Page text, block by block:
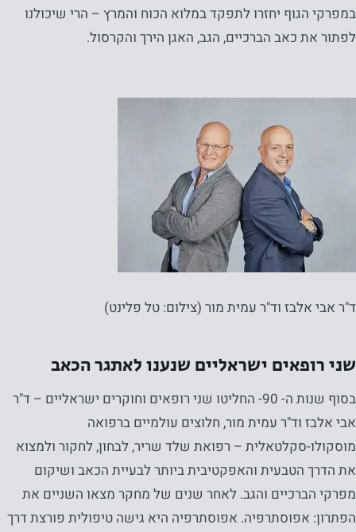
במפרקי הגוף יחזרו לתפקד במלוא הכוח והמרץ – הרי שיכולנו
לפתור את כאב הברכיים, הגב, האגן הירך והקרסול.
ד"ר אבי אלבז וד"ר עמית מור (צילום: טל פלינט)
שני רופאים ישראליים שנענו לאתגר הכאב
בסוף שנות ה- 90- החליטו שני רופאים וחוקרים ישראליים – ד"ר
אבי אלבז וד"ר עמית מור, חלוצים עולמיים ברפואה
מוסקולו-סקלטאלית – רפואת שלד שריר, לבחון, לחקור ולמצוא
את הדרך הטבעית והאפקטיבית ביותר לבעיית הכאב ושיקום
מפרקי הברכיים והגב. לאחר שנים של מחקר מצאו השניים את
הפתרון: אפוסתרפיה. אפוסתרפיה היא גישה טיפולית פורצת דרך